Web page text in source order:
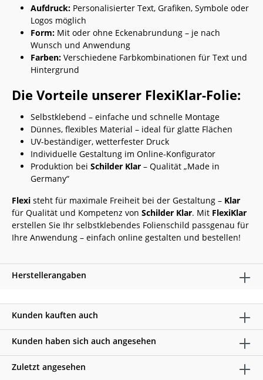
Aufdruck: Personalisierter Text, Grafiken, Symbole oder
Logos möglich
Form: Mit oder ohne Eckenabrundung – je nach
Wunsch und Anwendung
Farben: Verschiedene Farbkombinationen für Text und
Hintergrund
Die Vorteile unserer FlexiKlar-Folie:
Selbstklebend – einfache und schnelle Montage
Dünnes, flexibles Material – ideal für glatte Flächen
UV-beständiger, wetterfester Druck
Individuelle Gestaltung im Online-Konfigurator
Produktion bei Schilder Klar – Qualität „Made in
Germany“
Flexi steht für maximale Freiheit bei der Gestaltung – Klar
für Qualität und Kompetenz von Schilder Klar. Mit FlexiKlar
erstellen Sie Ihr selbstklebendes Folienschild passgenau für
Ihre Anwendung – einfach online gestalten und bestellen!
Herstellerangaben
Kunden kauften auch
Kunden haben sich auch angesehen
Zuletzt angesehen